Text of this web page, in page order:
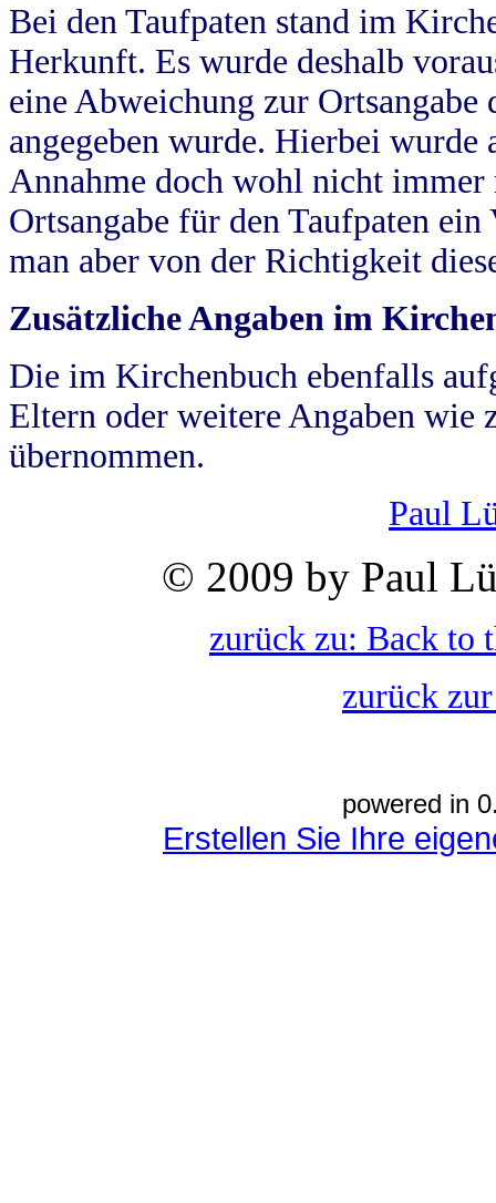
Bei den Taufpaten stand im
Herkunft. Es wurde deshalb
eine Abweichung zur
angegeben wurde. Hierbei wurde
Annahme doch wohl nicht
Ortsangabe für den Taufpaten
man aber von der Richtigkeit
Zusätzliche Angaben im
Die im Kirchenbuch ebenfalls
Eltern oder weitere Angaben wie
übernommen.
Paul
© 2009 by Paul
zurück zu: Back to
zurück
powered in
Erstellen Sie Ihre